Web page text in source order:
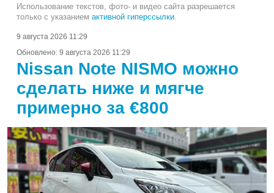
Использование текстов, фото- и видео сайта разрешается
только с указанием активной гиперссылки
9 августа 2026 11:29
Обновлено: 9 августа 2026 11:29
Nissan Note NISMO можно
сделать ниже и мягче
примерно за €800